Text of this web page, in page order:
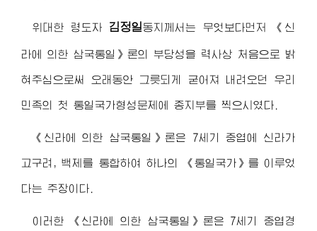
위대한 령도자 김정일동지 께서는 무엇보다먼저 《신
라에 의한 삼국통일》론의 부당성을 력사상 처음으로 밝
혀주심으로써 오래동안 그릇되게 굳어져 내려오던 우리
민족의 첫 통일국가형성문제에 종지부를 찍으시였다.
《신라에 의한 삼국통일》론은 7세기 중엽에 신라가
고구려, 백제를 통합하여 하나의 《통일국가》를 이루었
다는 주장이다.
이러한 《신라에 의한 삼국통일》론은 7세기 중엽경